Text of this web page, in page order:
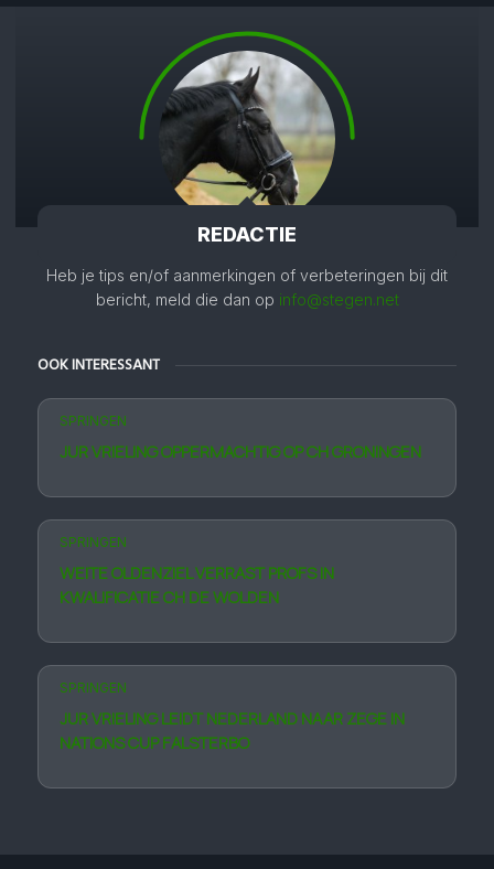
REDACTIE
Heb je tips en/of aanmerkingen of verbeteringen bij dit
bericht, meld die dan op info@stegen.net
OOK INTERESSANT
SPRINGEN
JUR VRIELING OPPERMACHTIG OP CH GRONINGEN
SPRINGEN
WEITE OLDENZIEL VERRAST PROFS IN
KWALIFICATIE CH DE WOLDEN
SPRINGEN
JUR VRIELING LEIDT NEDERLAND NAAR ZEGE IN
NATIONS CUP FALSTERBO